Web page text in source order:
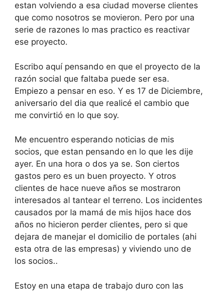
estan volviendo a esa ciudad moverse clientes
que como nosotros se movieron. Pero por una
serie de razones lo mas practico es reactivar
ese proyecto.
Escribo aquí pensando en que el proyecto de la
razón social que faltaba puede ser esa.
Empiezo a pensar en eso. Y es 17 de Diciembre,
aniversario del dia que realicé el cambio que
me convirtió en lo que soy.
Me encuentro esperando noticias de mis
socios, que estan pensando en lo que les dije
ayer. En una hora o dos ya se. Son ciertos
gastos pero es un buen proyecto. Y otros
clientes de hace nueve años se mostraron
interesados al tantear el terreno. Los incidentes
causados por la mamá de mis hijos hace dos
años no hicieron perder clientes, pero si que
dejara de manejar el domicilio de portales (ahi
esta otra de las empresas) y viviendo uno de
los socios..
Estoy en una etapa de trabajo duro con las